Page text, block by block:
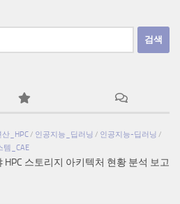
_HPC / 인공지능_딥러닝 / 인공지능-딥러닝 /
템_CAE
HPC 스토리지 아키텍처 현황 분석 보고